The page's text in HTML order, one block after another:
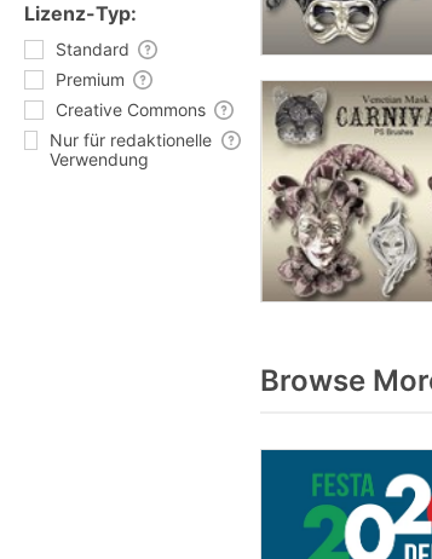
Lizenz-Typ:
Standard
Premium
Creative Commons
Nur für redaktionelle
Verwendung
Browse